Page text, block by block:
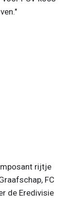
rijtje
FC
de Eredivisie